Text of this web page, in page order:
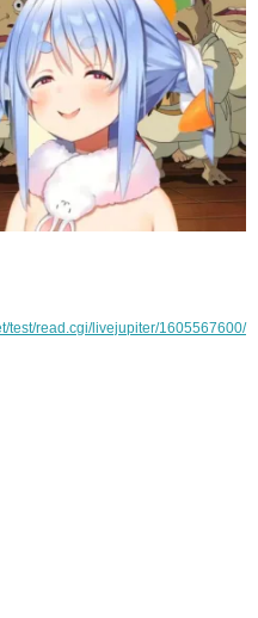
test/read.cgi/livejupiter/1605567600/